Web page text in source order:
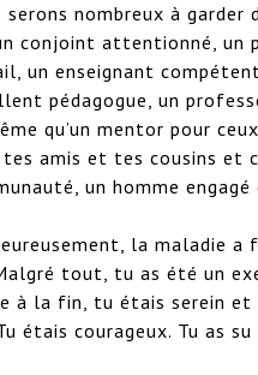
serons nombreux à
conjoint attentionné, un
un enseignant
pédagogue, un
qu’un mentor pour
tes amis et tes cousins et
un homme
la maladie a
tout, tu as été un
à la fin, tu étais serein et
étais courageux. Tu as